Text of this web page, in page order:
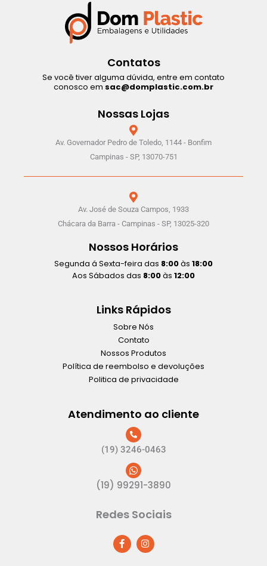
Contatos
Se você tiver alguma dúvida, entre em contato
conosco em sac@domplastic.com.br
Nossas Lojas
Av. Governador Pedro de Toledo, 1144 - Bonfim
Campinas - SP, 13070-751
Av. José de Souza Campos, 1933
Chácara da Barra - Campinas - SP, 13025-320
Nossos Horários
Segunda á Sexta-feira das 8:00às 18:00
Aos Sábados das 8:00às 12:00
Links Rápidos
Sobre Nós
Contato
Nossos Produtos
Política de reembolso e devoluções
Politica de privacidade
Atendimento ao cliente
(19) 3246-0463
(19) 99291-3890
Redes Sociais
F
a
c
I
n
s